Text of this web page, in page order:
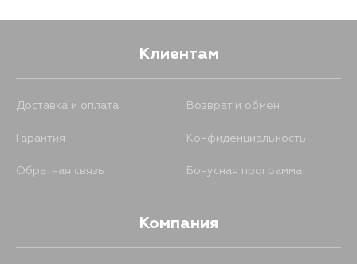
Клиентам
Доставка и оплата Возврат и обмен
Гарантия Конфиденциальность
Обратная связь Бонусная программа
Компания